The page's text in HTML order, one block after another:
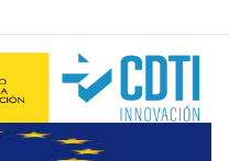
“elporcentaje de